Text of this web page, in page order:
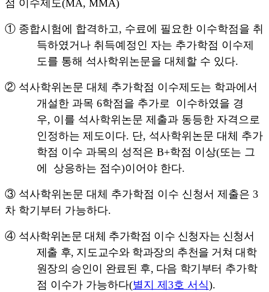
점 이수제도(MA, MMA)
① 종합시험에 합격하고, 수료에 필요한 이수학점을 취
득하였거나 취득예정인 자는 추가학점 이수제
도를 통해 석사학위논문을 대체할 수 있다.
② 석사학위논문 대체 추가학점 이수제도는 학과에서
개설한 과목6학점을 추가로 이수하였을 경
우, 이를 석사학위논문 제출과 동등한 자격으로
인정하는 제도이다. 단, 석사학위논문 대체 추가
학점 이수 과목의 성적은B+학점 이상(또는 그
에 상응하는 점수)이어야 한다.
③ 석사학위논문 대체 추가학점 이수 신청서 제출은 3
차 학기부터 가능하다.
④ 석사학위논문 대체 추가학점 이수 신청자는 신청서
제출 후, 지도교수와 학과장의 추천을 거쳐 대학
원장의 승인이 완료된 후, 다음 학기부터 추가학
점 이수가 가능하다(별지 제 3호 서식).